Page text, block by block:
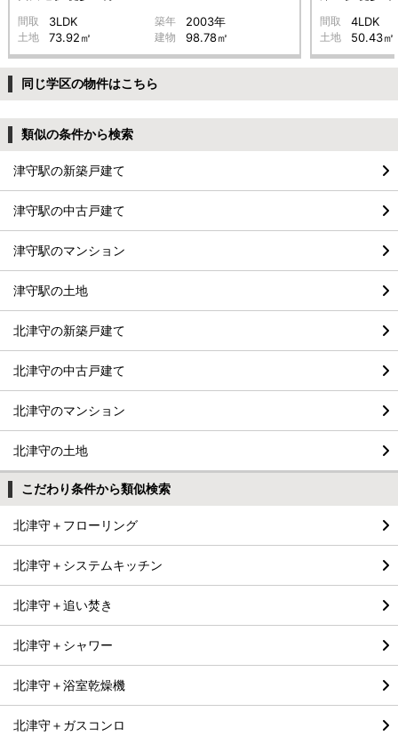
間取 3LDK 築年 2003年
土地 73.92㎡ 建物 98.78㎡
間取 4LDK
土地 50.43㎡
同じ学区の物件はこちら
類似の条件から検索
津守駅の新築戸建て
津守駅の中古戸建て
津守駅のマンション
津守駅の土地
北津守の新築戸建て
北津守の中古戸建て
北津守のマンション
北津守の土地
こだわり条件から類似検索
北津守＋フローリング
北津守＋システムキッチン
北津守＋追い焚き
北津守＋シャワー
北津守＋浴室乾燥機
北津守＋ガスコンロ